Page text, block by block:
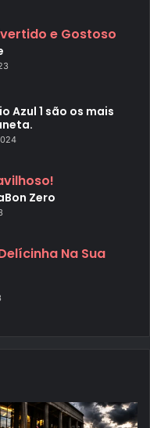
e Gostoso
Azul 1 são os mais
Zero
Na Sua